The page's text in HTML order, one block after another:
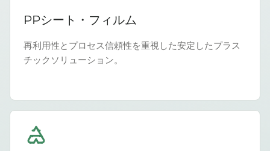
PPシート・フィルム
再利用性とプロセス信頼性を重視した安定したプラス
チックソリューション。